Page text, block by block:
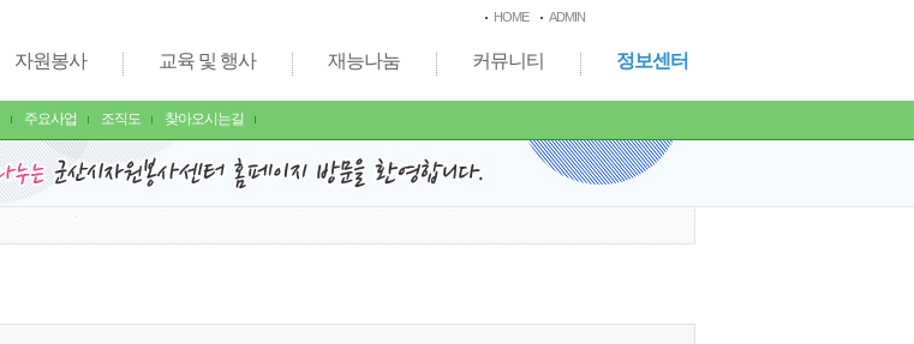
HOME ADMIN
주요사업 조직도 찾아오시는길
자원봉사 교육 및 행사 재능나눔 커뮤니티 정보센터